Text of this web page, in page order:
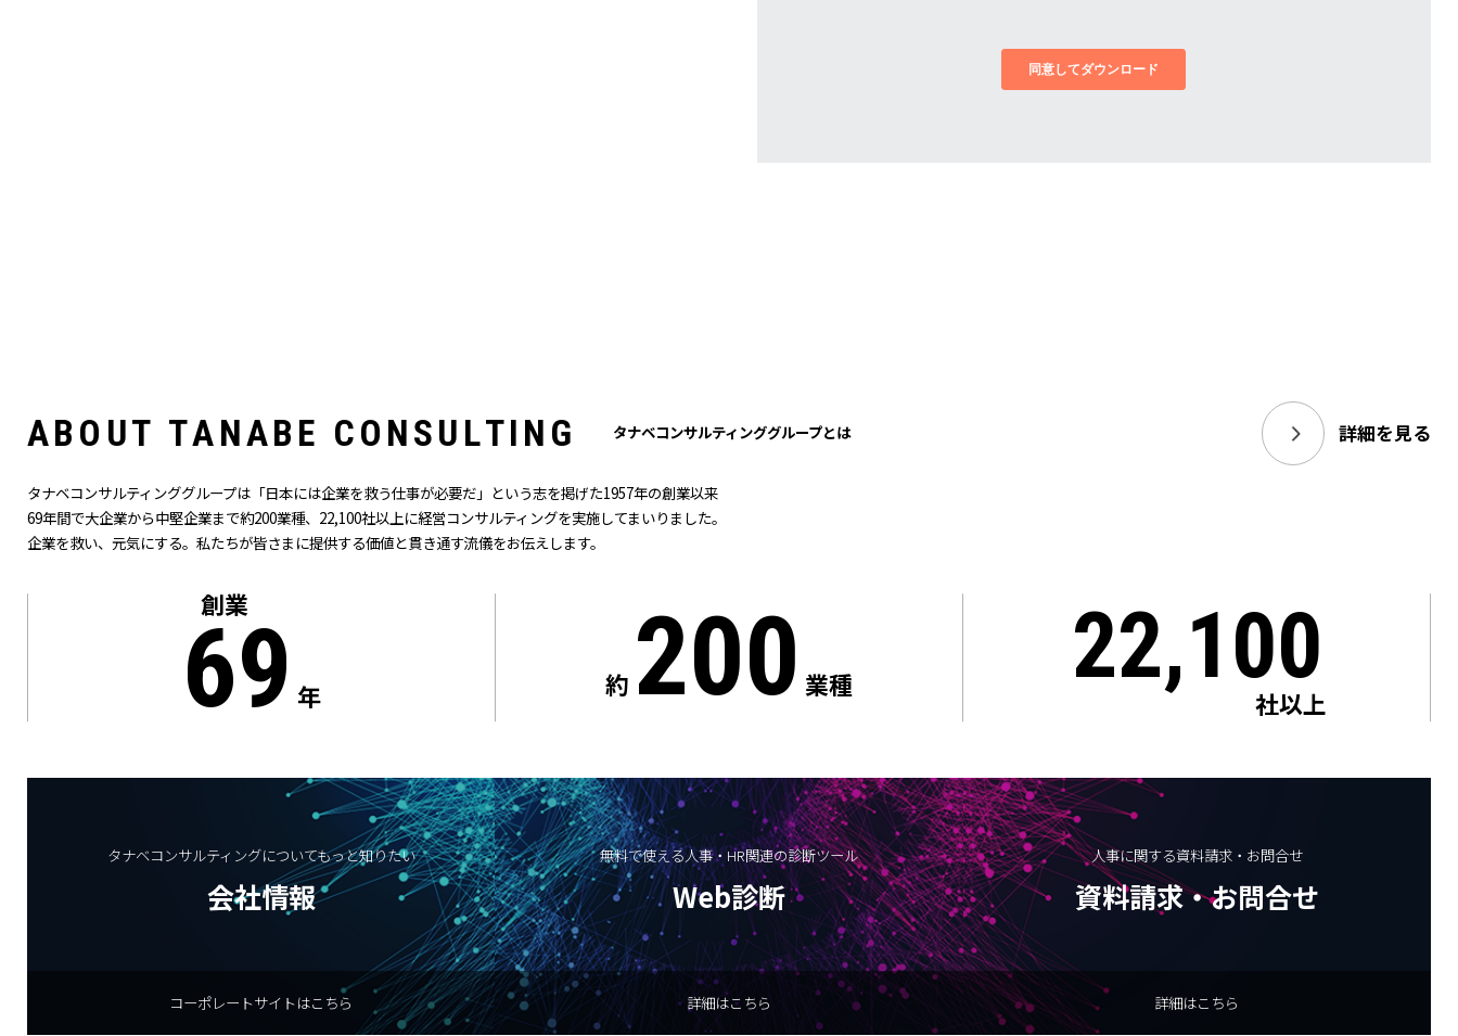
AB O UT TANAB E CO NSU LTI N G タナベコンサルティンググループとは 詳細を見る
タナベコンサルティンググループは「日本には企業を救う仕事が必要だ」という志を掲げた1957年の創業以来
69年間で大企業から中堅企業まで約200業種、22,100社以上に経営コンサルティングを実施してまいりました。
企業を救い、元気にする。私たちが皆さまに提供する価値と貫き通す流儀をお伝えします。
創業
69 年 約 200 業種 22,100
社以上
タナベコンサルティングについてもっと知りたい
会社情報
コーポレートサイトはこちら
無料で使える人事・HR関連の診断ツール
Web診断
詳細はこちら
人事に関する資料請求・お問合せ
資料請求・お問合せ
詳細はこちら